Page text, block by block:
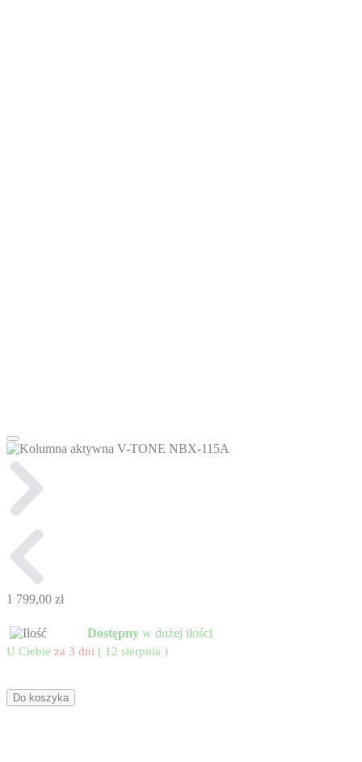
1 799,00 zł
Dostępny w dużej ilości
U Ciebie za 3 dni ( 12 sierpnia )
Do koszyka